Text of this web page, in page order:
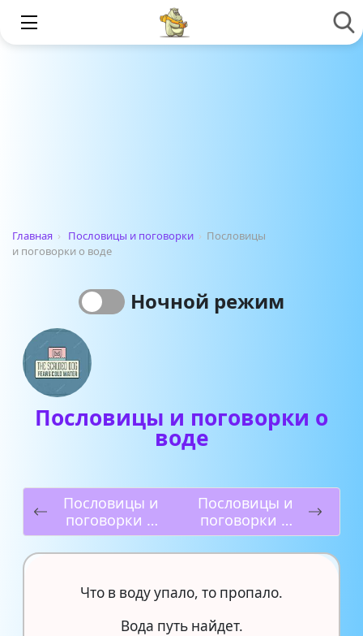
Главная › Пословицы и поговорки › Пословицы
и поговорки о воде
Ночной режим
Пословицы и поговорки о
воде
Пословицы и
поговорки о
лете
Пословицы и
поговорки о
времени
Что в воду упало, то пропало.
Вода путь найдет.